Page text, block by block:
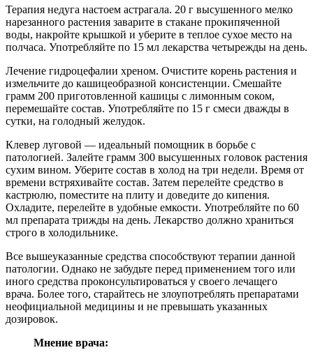
Терапия недуга настоем астрагала. 20 г высушенного мелко
нарезанного растения заварите в стакане прокипяченной
воды, накройте крышкой и уберите в теплое сухое место на
полчаса. Употребляйте по 15 мл лекарства четырежды на день.
Лечение гидроцефалии хреном. Очистите корень растения и
измельчите до кашицеобразной консистенции. Смешайте
грамм 200 приготовленной кашицы с лимонным соком,
перемешайте состав. Употребляйте по 15 г смеси дважды в
сутки, на голодный желудок.
Клевер луговой — идеальный помощник в борьбе с
патологией. Залейте грамм 300 высушенных головок растения
сухим вином. Уберите состав в холод на три недели. Время от
времени встряхивайте состав. Затем перелейте средство в
кастрюлю, поместите на плиту и доведите до кипения.
Охладите, перелейте в удобные емкости. Употребляйте по 60
мл препарата трижды на день. Лекарство должно храниться
строго в холодильнике.
Все вышеуказанные средства способствуют терапии данной
патологии. Однако не забудьте перед применением того или
иного средства проконсультироваться у своего лечащего
врача. Более того, старайтесь не злоупотреблять препаратами
неофициальной медицины и не превышать указанных
дозировок.
Мнение врача: